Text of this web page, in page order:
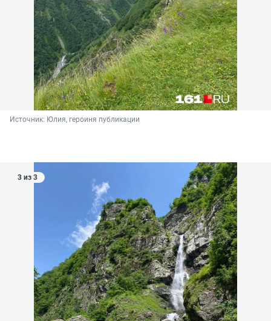
Источник: Юлия, героиня публикации
3 из 3